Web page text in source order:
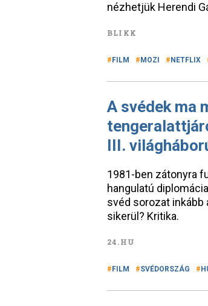
nézhetjük Herendi
BLIKK
FILM MOZI NETFLIX
A svédek ma
III.
1981-ben zátonyra
hangulatú
svéd sorozat inkább
sikerül? Kritika.
24.HU
FILM SVÉDORSZÁG